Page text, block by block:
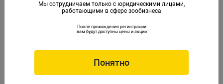
Мы сотрудничаем только с юридическими лицами,
работающими в сфере зообизнеса
После прохождения регистрации
вам будут доступны цены и акции
Понятно